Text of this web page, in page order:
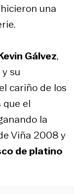
una
Gálvez,
su
cariño de los
el
la
Viña 2008 y
de platino